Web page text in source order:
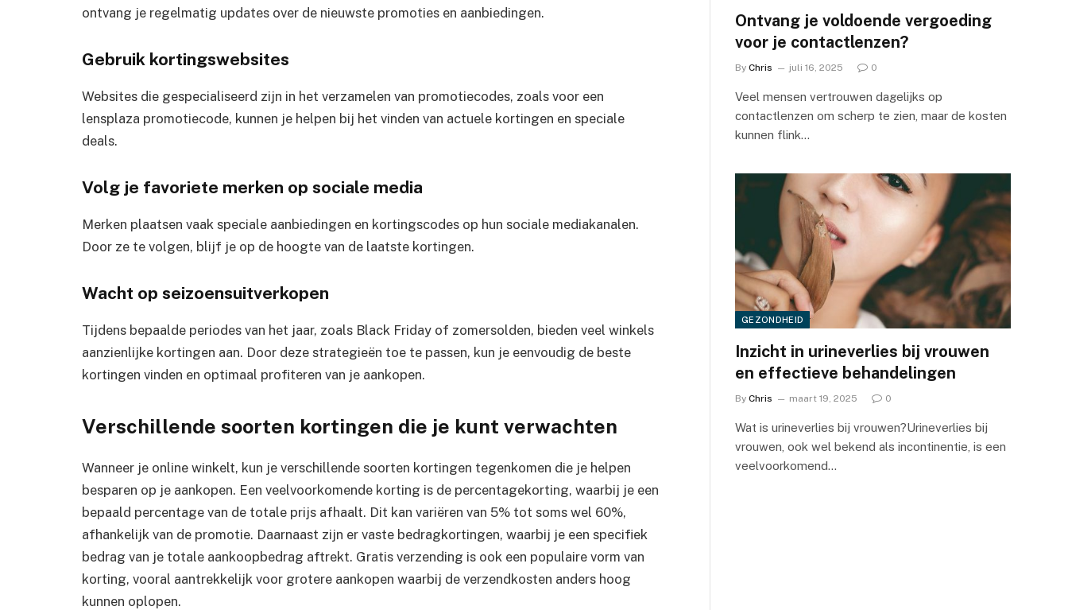
ontvang je regelmatig updates over de nieuwste promoties en aanbiedingen.
Gebruik kortingswebsites
Websites die gespecialiseerd zijn in het verzamelen van promotiecodes, zoals voor een
lensplaza promotiecode, kunnen je helpen bij het vinden van actuele kortingen en speciale
deals.
Volg je favoriete merken op sociale media
Merken plaatsen vaak speciale aanbiedingen en kortingscodes op hun sociale mediakanalen.
Door ze te volgen, blijf je op de hoogte van de laatste kortingen.
Wacht op seizoensuitverkopen
Tijdens bepaalde periodes van het jaar, zoals Black Friday of zomersolden, bieden veel winkels
aanzienlijke kortingen aan. Door deze strategieën toe te passen, kun je eenvoudig de beste
kortingen vinden en optimaal profiteren van je aankopen.
Verschillende soorten kortingen die je kunt verwachten
Wanneer je online winkelt, kun je verschillende soorten kortingen tegenkomen die je helpen
besparen op je aankopen. Een veelvoorkomende korting is de percentagekorting, waarbij je een
bepaald percentage van de totale prijs afhaalt. Dit kan variëren van 5% tot soms wel 60%,
afhankelijk van de promotie. Daarnaast zijn er vaste bedragkortingen, waarbij je een specifiek
bedrag van je totale aankoopbedrag aftrekt. Gratis verzending is ook een populaire vorm van
korting, vooral aantrekkelijk voor grotere aankopen waarbij de verzendkosten anders hoog
kunnen oplopen.
Ontvang je voldoende vergoeding
voor je contactlenzen?
By Chris juli 16, 2025 0
Veel mensen vertrouwen dagelijks op
contactlenzen om scherp te zien, maar de kosten
kunnen flink…
GEZONDHEID
Inzicht in urineverlies bij vrouwen
en effectieve behandelingen
By Chris maart 19, 2025 0
Wat is urineverlies bij vrouwen?Urineverlies bij
vrouwen, ook wel bekend als incontinentie, is een
veelvoorkomend…